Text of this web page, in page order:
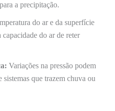
a precipitação.
do ar e da superfície
do ar de reter
Variações na pressão podem
sistemas que trazem chuva ou